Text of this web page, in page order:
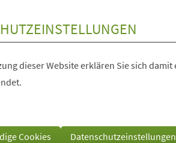
dieser Website erklären Sie sich
Cookies